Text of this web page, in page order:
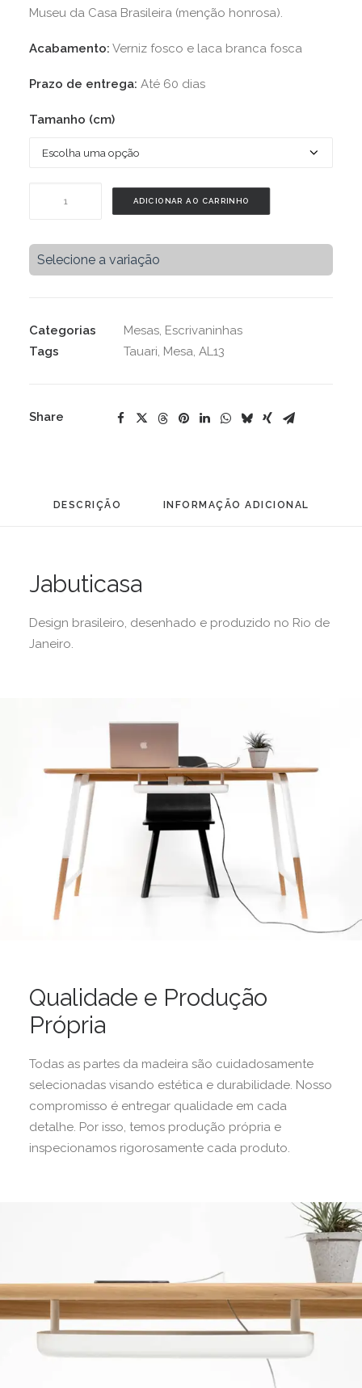
Museu da Casa Brasileira (menção honrosa).
Acabamento: Verniz fosco e laca branca fosca
Prazo de entrega: Até 60 dias
Tamanho (cm)
Tauari
quantidade
ADICIONAR AO CARRINHO
Selecione a variação
Categorias Mesas, Escrivaninhas
Tags
Tauari, Mesa, AL13
Share
DESCRIÇÃO INFORMAÇÃO ADICIONAL
Jabuticasa
Design brasileiro, desenhado e produzido no Rio de
Janeiro.
Qualidade e Produção
Própria
Todas as partes da madeira são cuidadosamente
selecionadas visando estética e durabilidade. Nosso
compromisso é entregar qualidade em cada
detalhe. Por isso, temos produção própria e
inspecionamos rigorosamente cada produto.